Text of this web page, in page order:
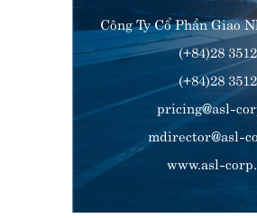
Công Ty Cổ Phần Giao
(+84)28
(+84)28
pricing@asl-
mdirector@asl-
www.asl-